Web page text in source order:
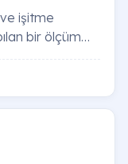
işitme
bir ölçüm